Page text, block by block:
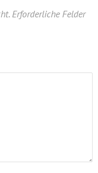
Erforderliche Felder